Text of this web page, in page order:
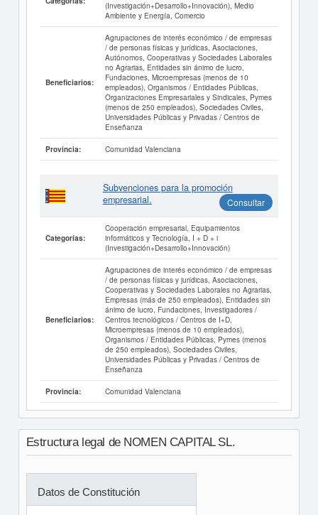
(Investigación+Desarrollo+Innovación), Medio
Ambiente y Energía, Comercio
Beneficiarios:
Agrupaciones de interés económico / de empresas
/ de personas físicas y jurídicas, Asociaciones,
Autónomos, Cooperativas y Sociedades Laborales
no Agrarias, Entidades sin ánimo de lucro,
Fundaciones, Microempresas (menos de 10
empleados), Organismos / Entidades Públicas,
Organizaciones Empresariales y Sindicales, Pymes
(menos de 250 empleados), Sociedades Civiles,
Universidades Públicas y Privadas / Centros de
Enseñanza
Provincia: Comunidad Valenciana
Subvenciones para la promoción
empresarial.
Consultar
Categorías:
Cooperación empresarial, Equipamientos
informáticos y Tecnología, I + D + i
(Investigación+Desarrollo+Innovación)
Beneficiarios:
Agrupaciones de interés económico / de empresas
/ de personas físicas y jurídicas, Asociaciones,
Cooperativas y Sociedades Laborales no Agrarias,
Empresas (más de 250 empleados), Entidades sin
ánimo de lucro, Fundaciones, Investigadores /
Centros tecnológicos / Centros de I+D,
Microempresas (menos de 10 empleados),
Organismos / Entidades Públicas, Pymes (menos
de 250 empleados), Sociedades Civiles,
Universidades Públicas y Privadas / Centros de
Enseñanza
Provincia: Comunidad Valenciana
Estructura legal de NOMEN CAPITAL SL.
Datos de Constitución